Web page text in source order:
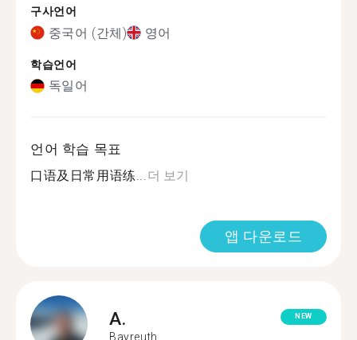
구사언어
중국어 (간체) 영어
학습언어
독일어
언어 학습 목표
口语及日常用语练...더 보기
앱 다운로드
A.
Bayreuth
NEW